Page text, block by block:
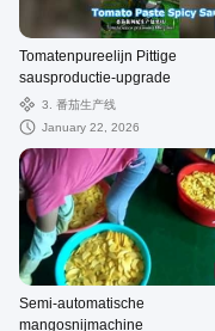
Tomatenpureelijn Pittige
sausproductie-upgrade
3. 番茄生产线
January 22, 2026
Semi-automatische
mangosnijmachine